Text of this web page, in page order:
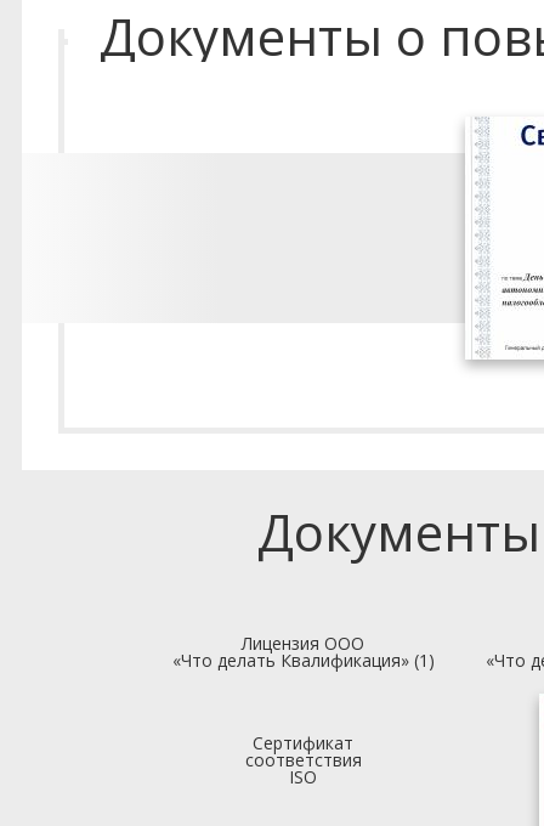
Документы о
Лицензия ООО
«Что делать Квалификация» (1) «Что
Сертификат
соответствия
ISO